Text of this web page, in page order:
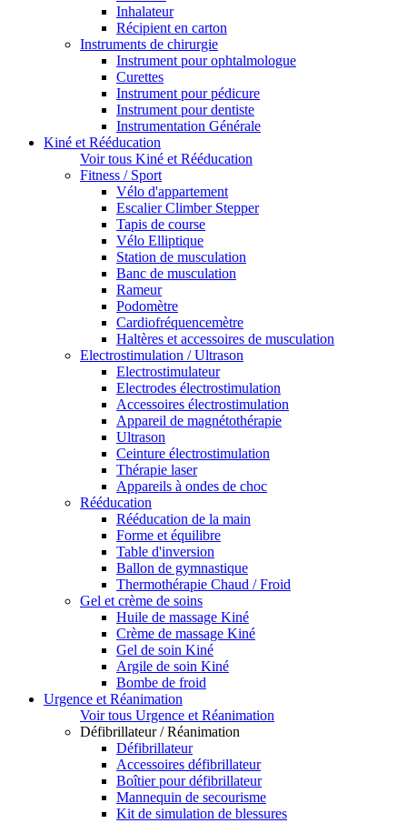
Inhalateur
Récipient en carton
Instruments de chirurgie
Instrument pour ophtalmologue
Curettes
Instrument pour pédicure
Instrument pour dentiste
Instrumentation Générale
Kiné et Rééducation
Voir tous Kiné et Rééducation
Fitness / Sport
Vélo d'appartement
Escalier Climber Stepper
Tapis de course
Vélo Elliptique
Station de musculation
Banc de musculation
Rameur
Podomètre
Cardiofréquencemètre
Haltères et accessoires de musculation
Electrostimulation / Ultrason
Electrostimulateur
Electrodes électrostimulation
Accessoires électrostimulation
Appareil de magnétothérapie
Ultrason
Ceinture électrostimulation
Thérapie laser
Appareils à ondes de choc
Rééducation
Rééducation de la main
Forme et équilibre
Table d'inversion
Ballon de gymnastique
Thermothérapie Chaud / Froid
Gel et crème de soins
Huile de massage Kiné
Crème de massage Kiné
Gel de soin Kiné
Argile de soin Kiné
Bombe de froid
Urgence et Réanimation
Voir tous Urgence et Réanimation
Défibrillateur / Réanimation
Défibrillateur
Accessoires défibrillateur
Boîtier pour défibrillateur
Mannequin de secourisme
Kit de simulation de blessures